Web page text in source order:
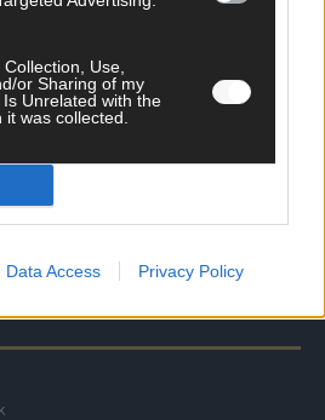
Use,
or Sharing of my
Unrelated with the
was collected.
Data Access Privacy Policy